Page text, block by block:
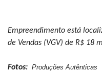
Empreendimento está
de Vendas (VGV) de R$ 18
Fotos: Produções Autênticas